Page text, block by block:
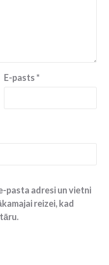
E-pasts*
pasta adresi un vietni
reizei, kad